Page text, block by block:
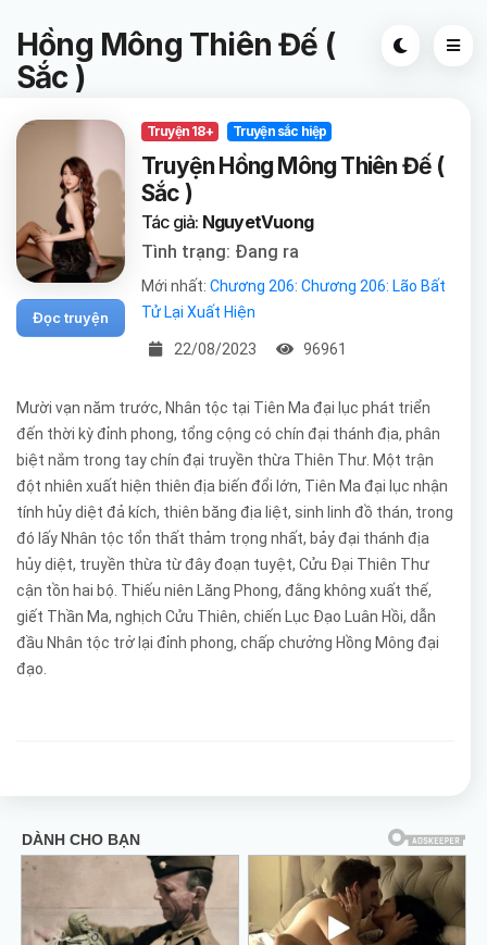
Hồng Mông Thiên Đế (
Sắc )
Đọc truyện
Truyện 18+ Truyện sắc hiệp
Truyện Hồng Mông Thiên Đế (
Sắc )
Tác giả: NguyetVuong
Tình trạng: Đang ra
Mới nhất: Chương 206: Chương 206: Lão Bất
Tử Lại Xuất Hiện
22/08/2023 96961
Mười vạn năm trước, Nhân tộc tại Tiên Ma đại lục phát triển
đến thời kỳ đỉnh phong, tổng cộng có chín đại thánh địa, phân
biệt nắm trong tay chín đại truyền thừa Thiên Thư. Một trận
đột nhiên xuất hiện thiên địa biến đổi lớn, Tiên Ma đại lục nhận
tính hủy diệt đả kích, thiên băng địa liệt, sinh linh đồ thán, trong
đó lấy Nhân tộc tổn thất thảm trọng nhất, bảy đại thánh địa
hủy diệt, truyền thừa từ đây đoạn tuyệt, Cửu Đại Thiên Thư
cận tồn hai bộ. Thiếu niên Lăng Phong, đằng không xuất thế,
giết Thần Ma, nghịch Cửu Thiên, chiến Lục Đạo Luân Hồi, dẫn
đầu Nhân tộc trở lại đỉnh phong, chấp chưởng Hồng Mông đại
đạo.